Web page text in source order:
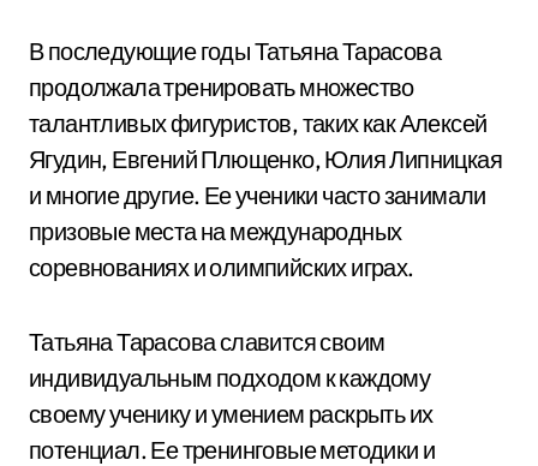
В последующие годы Татьяна Тарасова
продолжала тренировать множество
талантливых фигуристов, таких как Алексей
Ягудин, Евгений Плющенко, Юлия Липницкая
и многие другие. Ее ученики часто занимали
призовые места на международных
соревнованиях и олимпийских играх.
Татьяна Тарасова славится своим
индивидуальным подходом к каждому
своему ученику и умением раскрыть их
потенциал. Ее тренинговые методики и